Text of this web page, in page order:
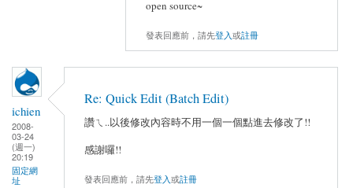
open source~
發表回應前，請先登入或註冊
ichien
2008-
03-24
(週一)
20:19
固定網
址
Re: Quick Edit (Batch Edit)
讚ㄟ..以後修改內容時不用一個一個點進去修改了!!
感謝囉!!
發表回應前，請先登入或註冊